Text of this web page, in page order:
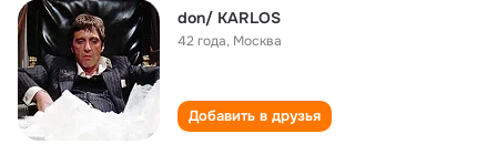
don/ KARLOS
42 года, Москва
Добавить в друзья